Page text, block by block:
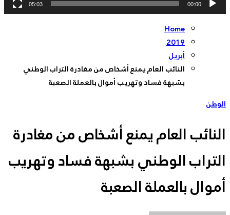
00:00
05:03
Home
2019
أبريل
النائب العام يمنع أشخاص من مغادرة التراب الوطني
بشبهة فساد وتهريب أموال بالعملة الصعبة
الوطن
النائب العام يمنع أشخاص من مغادرة
التراب الوطني بشبهة فساد وتهريب
أموال بالعملة الصعبة